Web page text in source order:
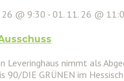
26 @ 9:30 - 01. 11. 26 @
Leveringhaus nimmt als
90/DIE GRÜNEN im